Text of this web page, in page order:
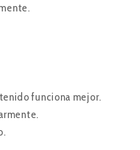
funciona mejor.